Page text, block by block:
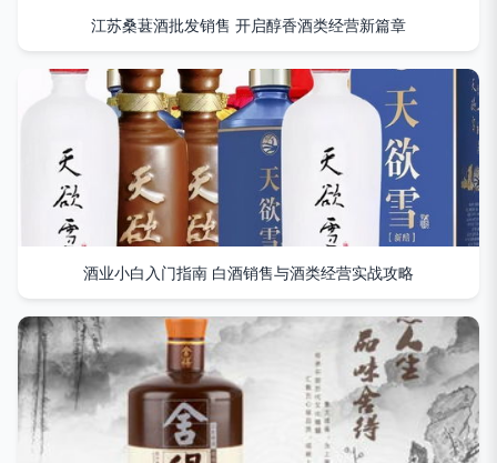
江苏桑葚酒批发销售 开启醇香酒类经营新篇章
酒业小白入门指南 白酒销售与酒类经营实战攻略